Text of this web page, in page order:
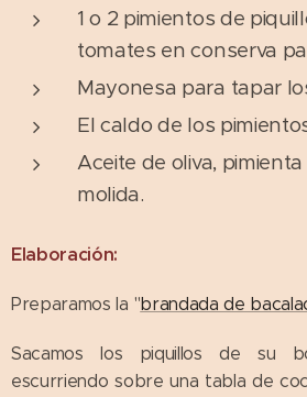
1 o 2 pimientos de
tomates en conserva
Mayonesa para tapar
El caldo de los
Aceite de oliva,
molida.
Elaboración:
Preparamos la "brandada de
Sacamos los piquillos de su
escurriendo sobre una tabla de